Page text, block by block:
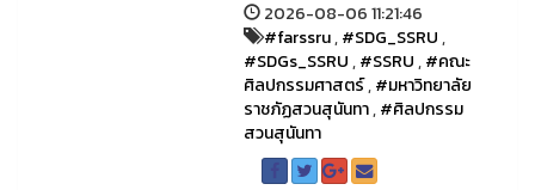
2026-08-06 11:21:46
#farssru,#SDG_SSRU,
#SDGs_SSRU,#SSRU,#คณะ
ศิลปกรรมศาสตร์,#มหาวิทยาลัย
ราชภัฏสวนสุนันทา,#ศิลปกรรม
สวนสุนันทา